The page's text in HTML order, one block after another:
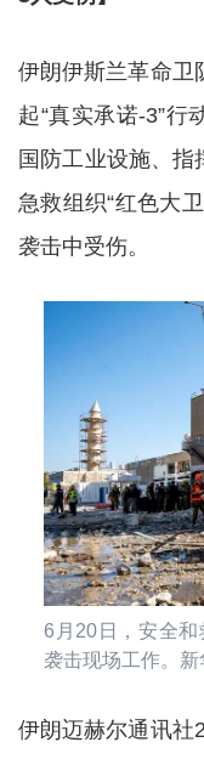
伊朗伊斯兰革命卫
起“真实承诺-3”行
国防工业设施、指
急救组织“红色大
袭击中受伤。
6月20日，安全
袭击现场工作。
伊朗迈赫尔通讯社